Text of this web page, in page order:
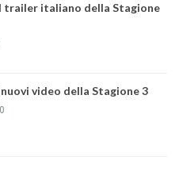
trailer italiano della Stagione
video della Stagione 3
0